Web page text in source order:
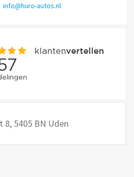
info@huro-autos.nl
8, 5405 BN Uden